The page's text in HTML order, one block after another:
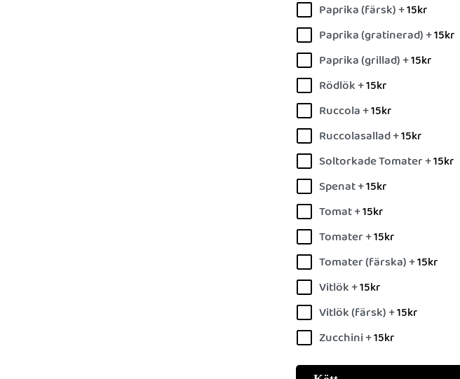
Paprika (färsk) +15kr
Paprika (gratinerad) +15kr
Paprika (grillad) +15kr
Rödlök +15kr
Ruccola +15kr
Ruccolasallad +15kr
Soltorkade Tomater +15kr
Spenat +15kr
Tomat +15kr
Tomater +15kr
Tomater (färska) +15kr
Vitlök +15kr
Vitlök (färsk) +15kr
Zucchini +15kr